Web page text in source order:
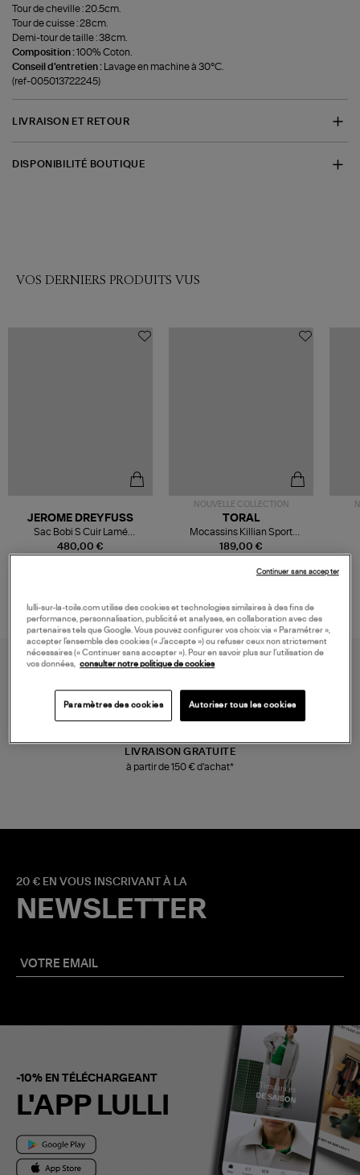
Tour de cheville : 20.5cm.
Tour de cuisse : 28cm.
Demi-tour de taille : 38cm.
Composition :100% Coton.
Conseil d'entretien :
Lavage en machine à 30°C.
(ref-005013722245)
LIVRAISON ET RETOUR
DISPONIBILITÉ BOUTIQUE
VOS DERNIERS PRODUITS VUS
480,00 €
JEROME DREYFUSS
Sac Bobi S Cuir Lamé
Champagne
NOUVELLE COLLECTION
189,00 €
TORAL
Mocassins Killian Sport
Mousse
LIVRAISON GRATUITE
à partir de 150 € d'achat*
20 € EN VOUS INSCRIVANT À LA
NEWSLETTER
-10% EN TÉLÉCHARGEANT
L'APP LULLI
lulli-sur-la-toile.com utilise des cookies et technologies similaires à des fins de
performance, personnalisation, publicité et analyses, en collaboration avec des
partenaires tels que Google. Vous pouvez configurer vos choix via « Paramétrer »,
accepter l’ensemble des cookies (« J’accepte ») ou refuser ceux non strictement
nécessaires (« Continuer sans accepter »). Pour en savoir plus sur l’utilisation de
vos données,
consulter notre politique de cookies
Paramètres des cookies Autoriser tous les cookies
Continuer sans accepter